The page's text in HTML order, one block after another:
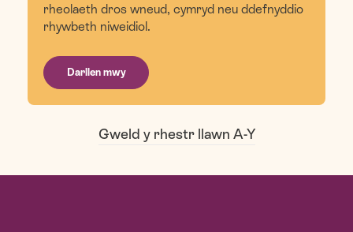
rheolaeth dros wneud, cymryd neu ddefnyddio
rhywbeth niweidiol.
Darllen mwy
Gweld y rhestr llawn A-Y